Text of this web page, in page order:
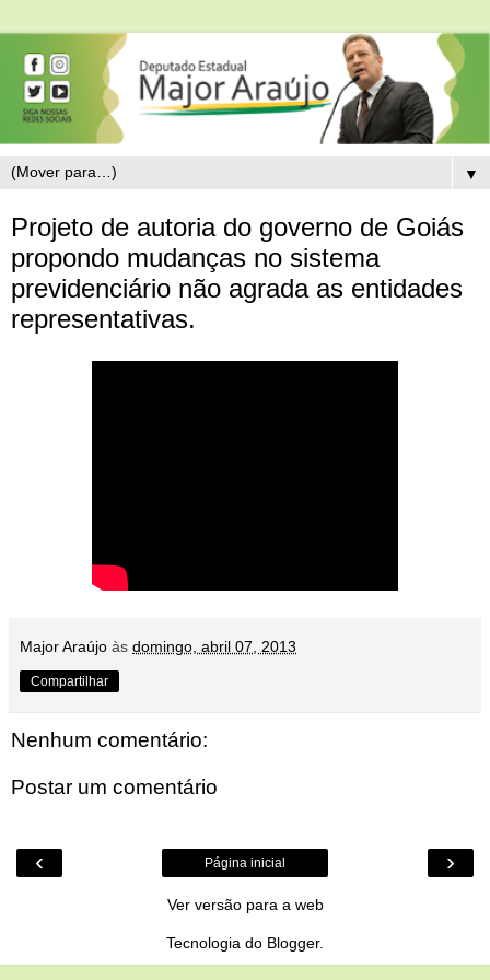
▼
Projeto de autoria do governo de Goiás
propondo mudanças no sistema
previdenciário não agrada as entidades
representativas.
Major Araújo às domingo, abril 07, 2013
Compartilhar
Nenhum comentário:
Postar um comentário
‹ ›
Página inicial
Ver versão para a web
Tecnologia do Blogger.